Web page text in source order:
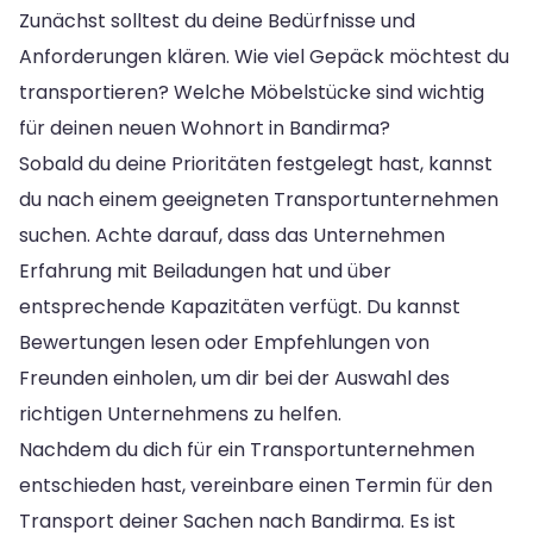
Zunächst solltest du deine Bedürfnisse und
Anforderungen klären. Wie viel Gepäck möchtest du
transportieren? Welche Möbelstücke sind wichtig
für deinen neuen Wohnort in Bandirma?
Sobald du deine Prioritäten festgelegt hast, kannst
du nach einem geeigneten Transportunternehmen
suchen. Achte darauf, dass das Unternehmen
Erfahrung mit Beiladungen hat und über
entsprechende Kapazitäten verfügt. Du kannst
Bewertungen lesen oder Empfehlungen von
Freunden einholen, um dir bei der Auswahl des
richtigen Unternehmens zu helfen.
Nachdem du dich für ein Transportunternehmen
entschieden hast, vereinbare einen Termin für den
Transport deiner Sachen nach Bandirma. Es ist